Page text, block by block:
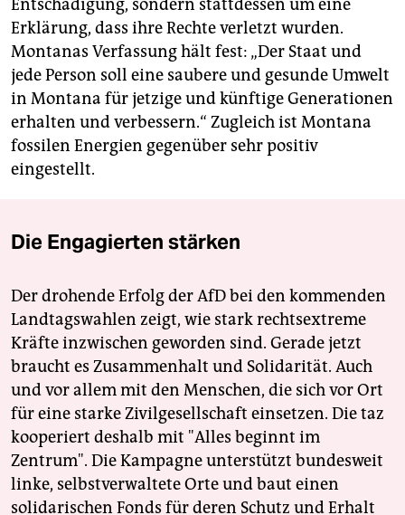
Entschädigung, sondern stattdessen um eine
Erklärung, dass ihre Rechte verletzt wurden.
Montanas Verfassung hält fest: „Der Staat und
jede Person soll eine saubere und gesunde Umwelt
in Montana für jetzige und künftige Generationen
erhalten und verbessern.“ Zugleich ist Montana
fossilen Energien gegenüber sehr positiv
eingestellt.
Die Engagierten stärken
Der drohende Erfolg der AfD bei den kommenden
Landtagswahlen zeigt, wie stark rechtsextreme
Kräfte inzwischen geworden sind. Gerade jetzt
braucht es Zusammenhalt und Solidarität. Auch
und vor allem mit den Menschen, die sich vor Ort
für eine starke Zivilgesellschaft einsetzen. Die taz
kooperiert deshalb mit "Alles beginnt im
Zentrum". Die Kampagne unterstützt bundesweit
linke, selbstverwaltete Orte und baut einen
solidarischen Fonds für deren Schutz und Erhalt